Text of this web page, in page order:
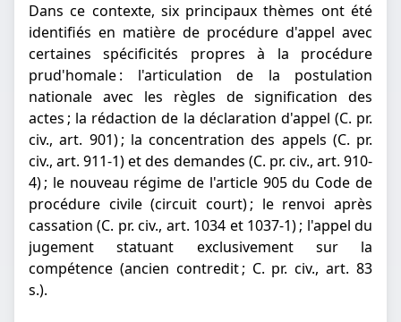
Dans ce contexte, six principaux thèmes ont été
identifiés en matière de procédure d'appel avec
certaines spécificités propres à la procédure
prud'homale : l'articulation de la postulation
nationale avec les règles de signification des
actes ; la rédaction de la déclaration d'appel (C. pr.
civ., art. 901) ; la concentration des appels (C. pr.
civ., art. 911-1) et des demandes (C. pr. civ., art. 910-
4) ; le nouveau régime de l'article 905 du Code de
procédure civile (circuit court) ; le renvoi après
cassation (C. pr. civ., art. 1034 et 1037-1) ; l'appel du
jugement statuant exclusivement sur la
compétence (ancien contredit ; C. pr. civ., art. 83
s.).